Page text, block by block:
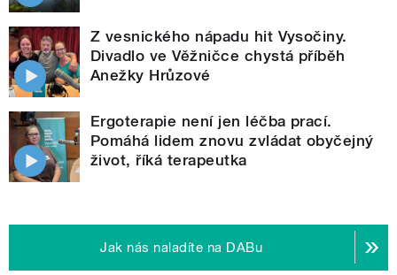
Z vesnického nápadu hit Vysočiny.
Divadlo ve Věžničce chystá příběh
Anežky Hrůzové
Ergoterapie není jen léčba prací.
Pomáhá lidem znovu zvládat obyčejný
život, říká terapeutka
Jak nás naladíte na DABu